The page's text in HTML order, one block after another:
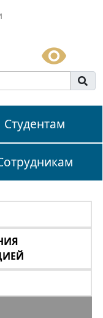
Студентам